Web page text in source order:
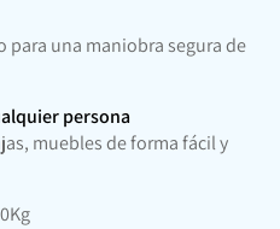
para una maniobra segura de
persona
muebles de forma fácil y